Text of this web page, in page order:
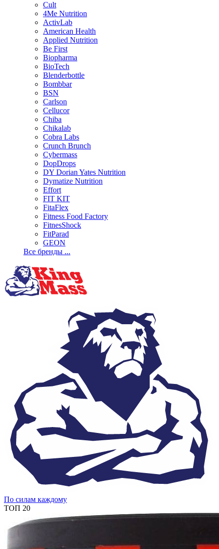
Cult
4Me Nutrition
ActivLab
American Health
Applied Nutrition
Be First
Biopharma
BioTech
Blenderbottle
Bombbar
BSN
Carlson
Cellucor
Chiba
Chikalab
Cobra Labs
Crunch Brunch
Cybermass
DopDrops
DY Dorian Yates Nutrition
Dymatize Nutrition
Effort
FIT KIT
FitaFlex
Fitness Food Factory
FitnesShock
FitParad
GEON
Все бренды ...
По силам каждому
ТОП 20